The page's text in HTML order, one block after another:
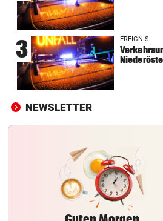
FLUCH DER KARIBIK
Rückschlag kam für „Captain
Colin“ im Zeitfahren
UEFA BESTÄTIGT:
Verdächtige Zahlungen an
HANDSCHRIFT VON PIG vor
im ORF bestellt
3 EREIGNIS
NEWSLETTER